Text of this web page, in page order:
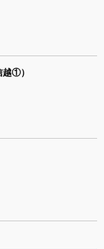
越①）